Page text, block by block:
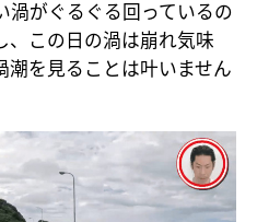
渦がぐるぐる回っているの
、この日の渦は崩れ気味
潮を見ることは叶いません